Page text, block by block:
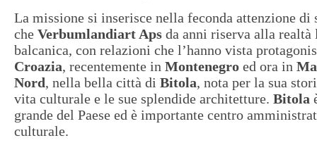
La missione si inserisce nella feconda attenzione di
che Verbumlandiart Aps da anni riserva alla realtà
balcanica, con relazioni che l’hanno vista
Croazia, recentemente in Montenegro ed ora in
Nord, nella bella città di Bitola, nota per la sua
vita culturale e le sue splendide architetture. Bitola
grande del Paese ed è importante centro
culturale.